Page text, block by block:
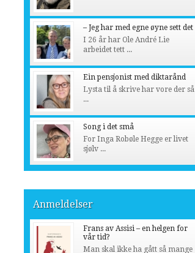
– Jeg har med egne øyne sett det
I 26 år har Ole André Lie
arbeidet tett ...
Ein pensjonist med diktarånd
Lysta til å skrive har vore der så
...
Song i det små
For Inga Robøle Hegge er livet
sjølv ...
Anmeldelser
Frans av Assisi – en helgen for
vår tid?
Man skal ikke ha gått så mange